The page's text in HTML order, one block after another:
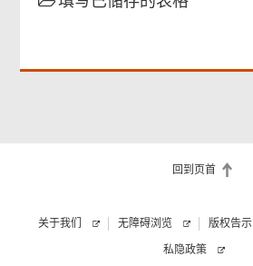
回到页首
关于我们 无障碍浏览 版权告示
私隐政策